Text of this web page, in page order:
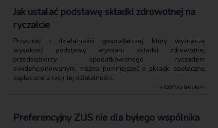
Jak ustalać podstawę składki zdrowotnej na
ryczałcie
Przychód z działalności gospodarczej, który wyznacza
wysokość podstawy wymiaru składki zdrowotnej
przedsiębiorcy opodatkowanego ryczałtem
ewidencjonowanym, można pomniejszyć o składki społeczne
zapłacone z racji tej działalności.
⇒ CZYTAJ DALEJ ⇐
Preferencyjny ZUS nie dla byłego wspólnika